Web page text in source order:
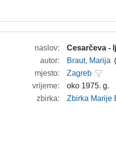
naslov:
Cesarčeva -
autor:
Braut, Marija
mjesto:
Zagreb
vrijeme:
oko 1975. g.
zbirka:
Zbirka Marije